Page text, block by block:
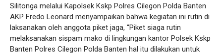
Silitonga melalui Kapolsek Kskp Polres Cilegon Polda Banten
AKP Fredo Leonard menyampaikan bahwa kegiatan ini rutin di
laksanakan oleh anggota piket jaga, “Piket siaga rutin
melaksanakan sispam mako di lingkungan kantor Polsek Kskp
Banten Polres Cilegon Polda Banten hal itu dilakukan untuk